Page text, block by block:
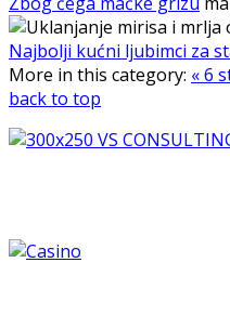
Najbolji kućni ljubimci za
More in this category: « 6
back to top